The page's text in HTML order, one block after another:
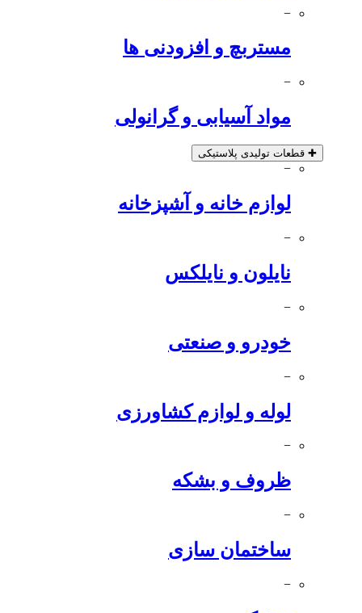
−
مستربچ و افزودنی ها
−
مواد آسیابی و گرانولی
✚ قطعات تولیدی پلاستیکی
−
لوازم خانه و آشپزخانه
−
نایلون و نایلکس
−
خودرو و صنعتی
−
لوله و لوازم کشاورزی
−
ظروف و بشکه
−
ساختمان سازی
−